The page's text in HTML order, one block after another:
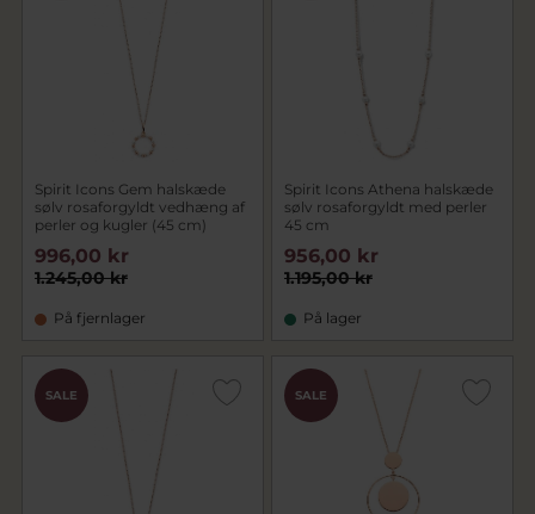
Spirit Icons Gem halskæde
sølv rosaforgyldt vedhæng af
perler og kugler (45 cm)
1.245,00 kr
996,00 kr
På fjernlager
Spirit Icons Athena halskæde
sølv rosaforgyldt med perler
45 cm
1.195,00 kr
956,00 kr
På lager
SALE SALE